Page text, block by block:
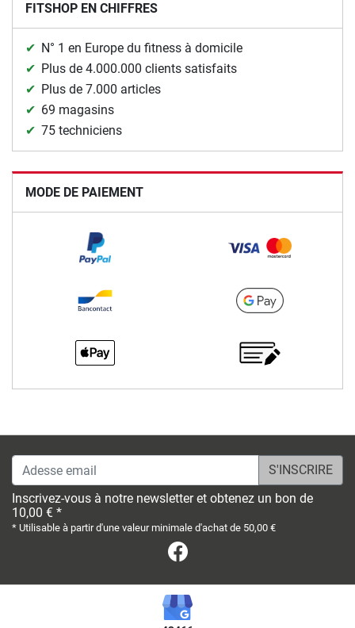
FITSHOP EN CHIFFRES
N° 1 en Europe du fitness à domicile
Plus de 4.000.000 clients satisfaits
Plus de 7.000 articles
69 magasins
75 techniciens
MODE DE PAIEMENT
Adesse email
Inscrivez-vous à notre newsletter et obtenez un bon de
10,00 € *
* Utilisable à partir d'une valeur minimale d'achat de 50,00 €